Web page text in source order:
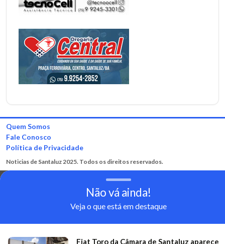
Quem Somos
Fale Conosco
Política de Privacidade
Noticias de Santaluz 2025. Todos os direitos reservados.
Não vá ainda!
Veja o que está em destaque
Fiat Toro da Câmara de Santaluz aparece